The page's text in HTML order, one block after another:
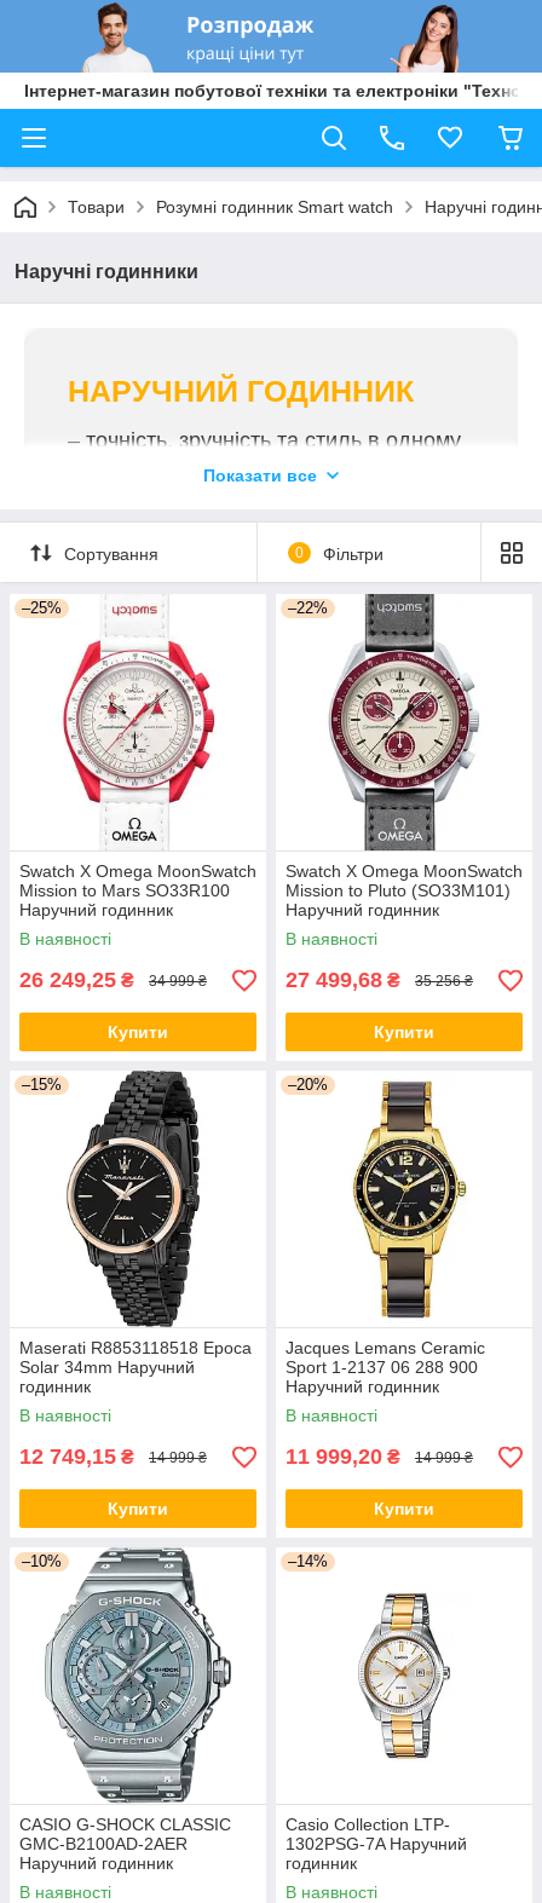
Інтернет-магазин побутової техніки та електроніки "Техно
Товари Розумні годинник Smart watch Наручні
Наручні годинники
НАРУЧНИЙ ГОДИННИК
– точність, зручність та стиль в одному
інтернет-магазині Техно Базар з гарантією 6-12
місяців. Надсилаємо замовлення протягом
одного дня.
В каталог!
Показати все
Сортування 0 Фільтри
–25%
Swatch X Omega MoonSwatch
Mission to Mars SO33R100
Наручний годинник
В наявності
26 249,25 ₴ 34 999 ₴
Купити
–22%
Swatch X Omega MoonSwatch
Mission to Pluto (SO33M101)
Наручний годинник
В наявності
27 499,68 ₴ 35 256 ₴
Купити
–15%
Maserati R8853118518 Epoca
Solar 34mm Наручний
годинник
В наявності
12 749,15 ₴ 14 999 ₴
Купити
–20%
Jacques Lemans Ceramic
Sport 1-2137 06 288 900
Наручний годинник
В наявності
11 999,20 ₴ 14 999 ₴
Купити
–10%
CASIO G-SHOCK CLASSIC
GMC-B2100AD-2AER
Наручний годинник
В наявності
–14%
Casio Collection LTP-
1302PSG-7A Наручний
годинник
В наявності